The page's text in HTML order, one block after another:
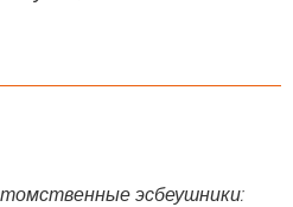
эсбеушники: